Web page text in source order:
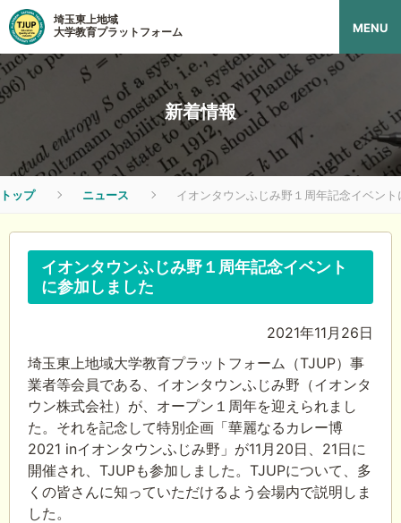
埼玉東上地域
大学教育プラットフォーム
MENU
新着情報
トップ ニュース イオンタウンふじみ野１周年記念イベン
イオンタウンふじみ野１周年記念イベント
に参加しました
2021年11月26日
埼玉東上地域大学教育プラットフォーム（TJUP）事
業者等会員である、イオンタウンふじみ野（イオンタ
ウン株式会社）が、オープン１周年を迎えられまし
た。それを記念して特別企画「華麗なるカレー博
2021 inイオンタウンふじみ野」が11月20日、21日に
開催され、TJUPも参加しました。TJUPについて、多
くの皆さんに知っていただけるよう会場内で説明しま
した。